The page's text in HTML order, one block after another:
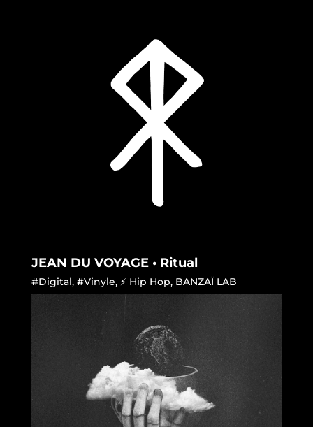
JEAN DU VOYAGE • Ritual
#Digital, #Vinyle, ⚡ Hip Hop, BANZAÏ LAB